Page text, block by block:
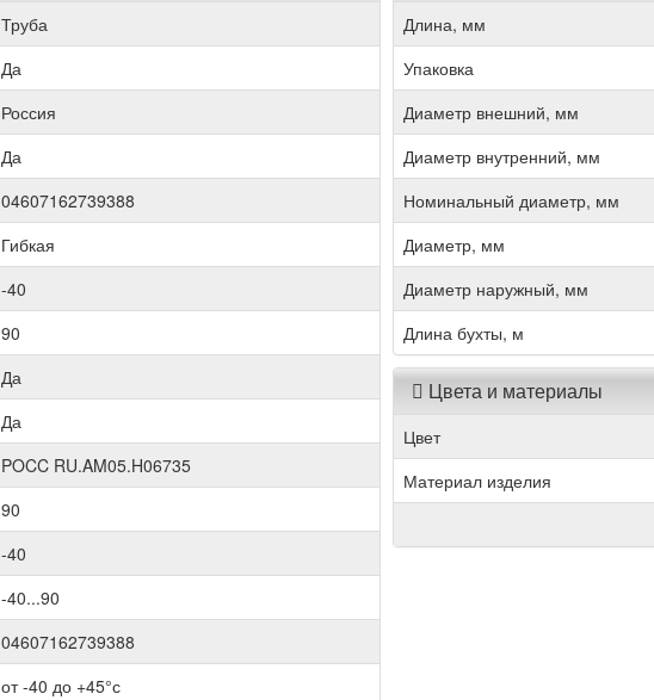
Труба
Да
Россия
Да
04607162739388
Гибкая
-40
90
Да
Да
POCC RU.AM05.H06735
90
-40
-40...90
04607162739388
от -40 до +45°с
Длина, мм
Упаковка
Диаметр внешний, мм
Диаметр внутренний, мм
Номинальный диаметр, мм
Диаметр, мм
Диаметр наружный, мм
Длина бухты, м
Цвета и материалы
Цвет
Материал изделия